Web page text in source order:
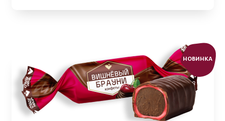
НОВИНКА